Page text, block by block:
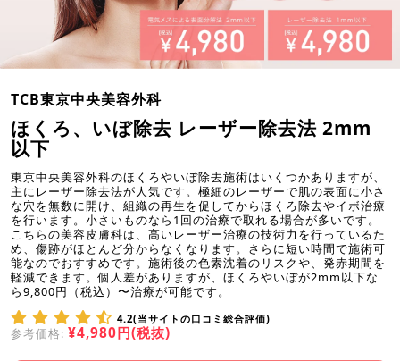
TCB東京中央美容外科
ほくろ、いぼ除去 レーザー除去法 2mm
以下
東京中央美容外科のほくろやいぼ除去施術はいくつかありますが、
主にレーザー除去法が人気です。極細のレーザーで肌の表面に小さ
な穴を無数に開け、組織の再生を促してからほくろ除去やイボ治療
を行います。小さいものなら1回の治療で取れる場合が多いです。
こちらの美容皮膚科は、高いレーザー治療の技術力を行っているた
め、傷跡がほとんど分からなくなります。さらに短い時間で施術可
能なのでおすすめです。施術後の色素沈着のリスクや、発赤期間を
軽減できます。個人差がありますが、ほくろやいぼが2mm以下な
ら9,800円（税込）〜治療が可能です。
4.2(当サイトの口コミ総合評価)
参考価格: ¥4,980円(税抜)